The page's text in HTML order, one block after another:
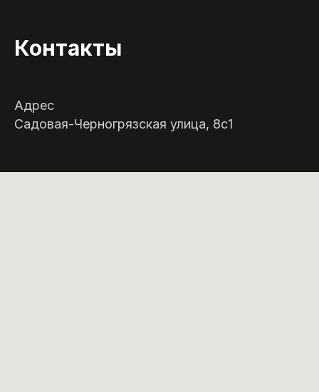
Контакты
Адрес
Садовая-Черногрязская улица, 8с1